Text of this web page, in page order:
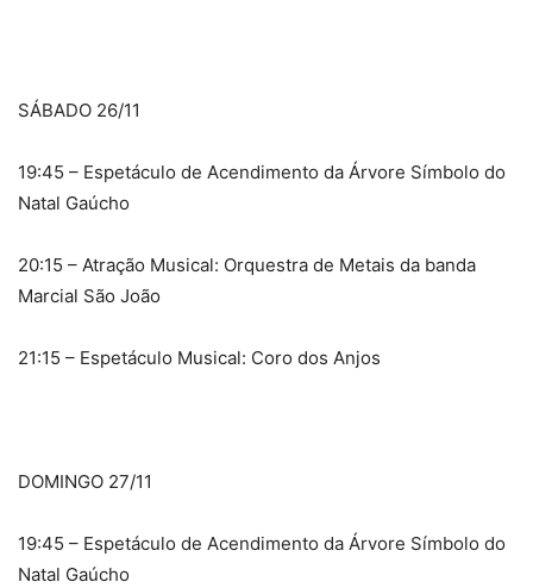
SÁBADO 26/11
19:45 – Espetáculo de Acendimento da Árvore Símbolo do
Natal Gaúcho
20:15 – Atração Musical: Orquestra de Metais da banda
Marcial São João
21:15 – Espetáculo Musical: Coro dos Anjos
DOMINGO 27/11
19:45 – Espetáculo de Acendimento da Árvore Símbolo do
Natal Gaúcho